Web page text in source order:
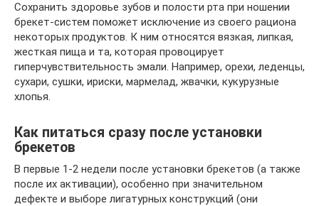
Сохранить здоровье зубов и полости рта при ношении
брекет-систем поможет исключение из своего рациона
некоторых продуктов. К ним относятся вязкая, липкая,
жесткая пища и та, которая провоцирует
гиперчувствительность эмали. Например, орехи, леденцы,
сухари, сушки, ириски, мармелад, жвачки, кукурузные
хлопья.
Как питаться сразу после установки
брекетов
В первые 1-2 недели после установки брекетов (а также
после их активации), особенно при значительном
дефекте и выборе лигатурных конструкций (они